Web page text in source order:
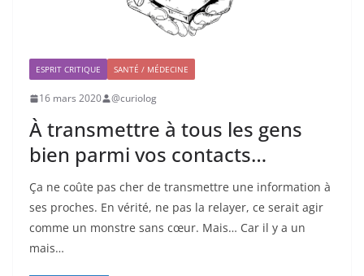
ESPRIT CRITIQUE SANTÉ / MÉDECINE
16 mars 2020 @curiolog
À transmettre à tous les gens
bien parmi vos contacts…
Ça ne coûte pas cher de transmettre une information à
ses proches. En vérité, ne pas la relayer, ce serait agir
comme un monstre sans cœur. Mais… Car il y a un
mais…